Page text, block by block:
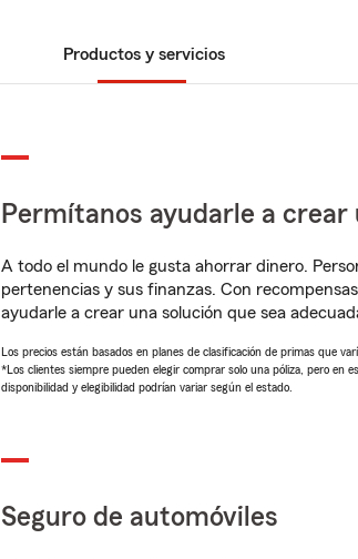
Productos y servicios
Permítanos ayudarle a crear
A todo el mundo le gusta ahorrar dinero.
pertenencias y sus finanzas. Con
ayudarle a crear una solución que sea
Los precios están basados en planes de clasificación de primas que
*Los clientes siempre pueden elegir comprar solo una póliza, pero en
disponibilidad y elegibilidad podrían variar según el estado.
Seguro de automóviles